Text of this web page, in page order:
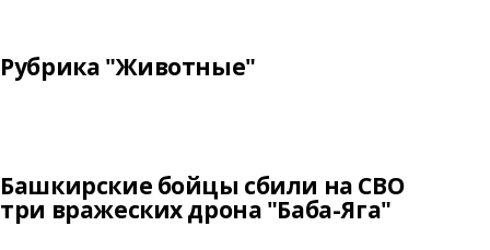
Рубрика "Животные"
Башкирские бойцы сбили на СВО
три вражеских дрона "Баба-Яга"